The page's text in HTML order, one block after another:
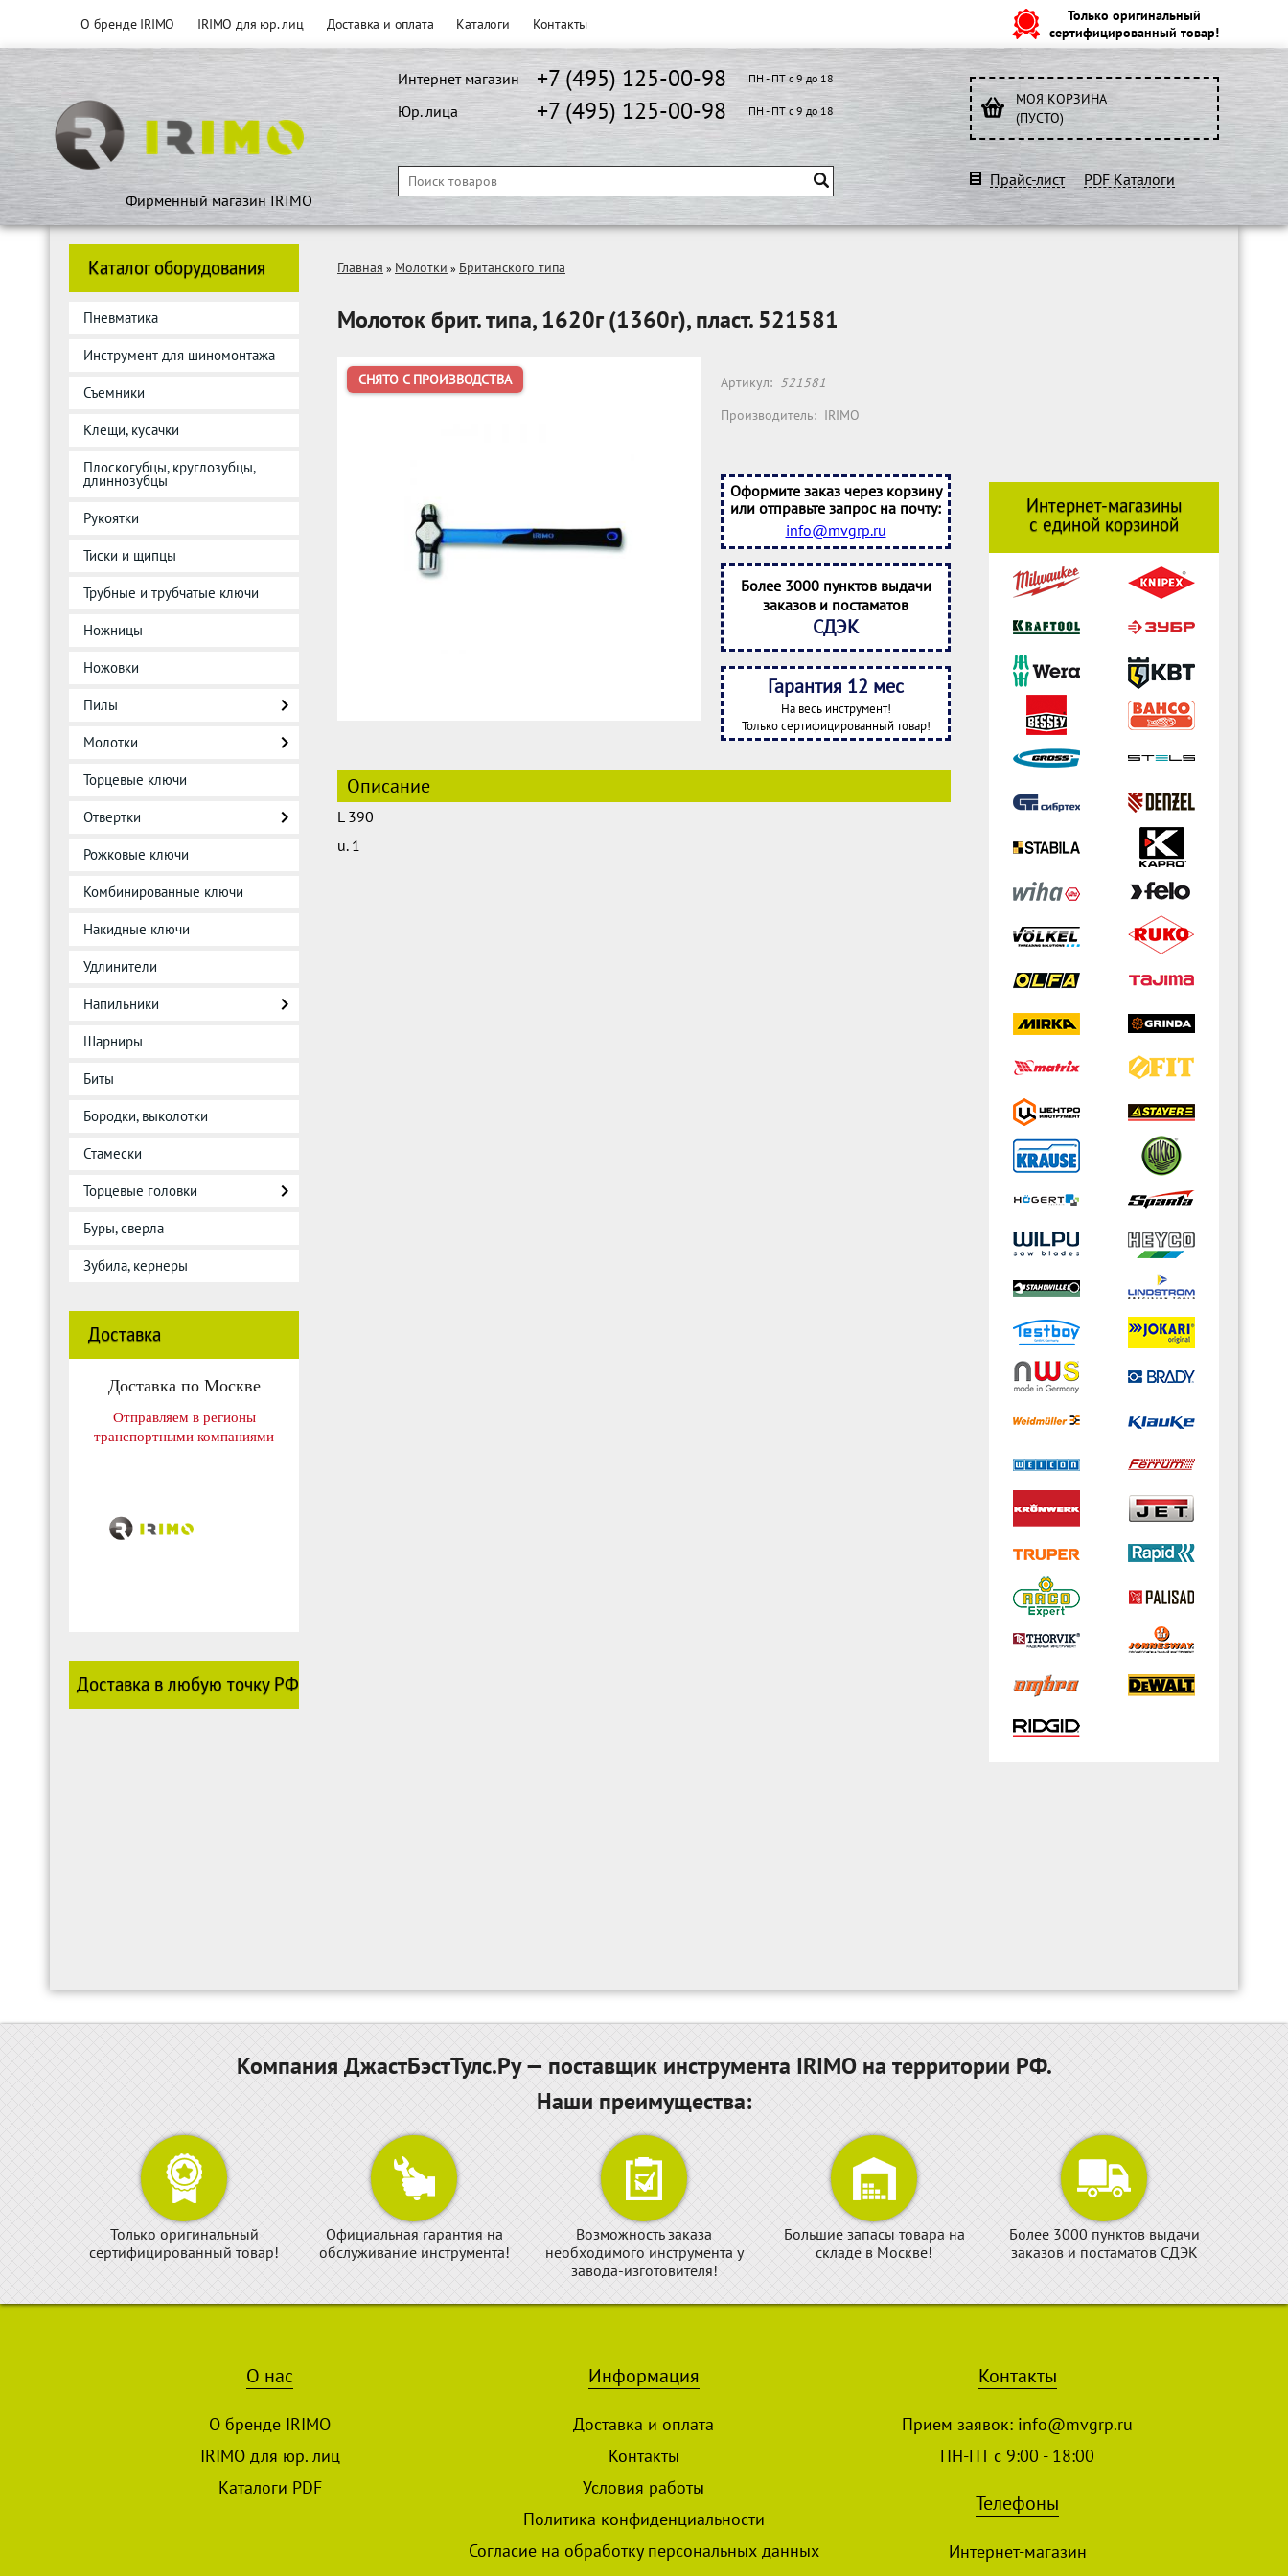
О бренде IRIMO IRIMO для юр. лиц Доставка и оплата Каталоги Контакты
Только оригинальный
сертифицированный товар!
Фирменный магазин IRIMO
Интернет магазин +7 (495) 125-00-98 ПН - ПТ с 9 до 18
Юр. лица +7 (495) 125-00-98 ПН - ПТ с 9 до 18
МОЯ КОРЗИНА
(ПУСТО)
Прайс-лист PDF Каталоги
Каталог оборудования
Пневматика
Инструмент для шиномонтажа
Съемники
Клещи, кусачки
Плоскогубцы, круглозубцы,
длиннозубцы
Рукоятки
Тиски и щипцы
Трубные и трубчатые ключи
Ножницы
Ножовки
Пилы
Молотки
Торцевые ключи
Отвертки
Рожковые ключи
Комбинированные ключи
Накидные ключи
Удлинители
Напильники
Шарниры
Биты
Бородки, выколотки
Стамески
Торцевые головки
Буры, сверла
Зубила, кернеры
Доставка
Доставка по Москве
Отправляем в регионы
транспортными компаниями
Доставка в любую точку РФ
Главная » Молотки » Британского типа
Молоток брит. типа, 1620г (1360г), пласт. 521581
СНЯТО С ПРОИЗВОДСТВА Артикул: 521581
Производитель: IRIMO
Оформите заказ через корзину
или отправьте запрос на почту:
info@mvgrp.ru
Более 3000 пунктов выдачи
заказов и постаматов
СДЭК
Гарантия 12 мес
На весь инструмент!
Только сертифицированный товар!
Описание
L 390
u. 1
Интернет-магазины
с единой корзиной
Компания ДжастБэстТулс.Ру — поставщик инструмента IRIMO на территории РФ.
Наши преимущества:
Только оригинальный
сертифицированный товар!
Официальная гарантия на
обслуживание инструмента!
Возможность заказа
необходимого инструмента у
завода-изготовителя!
Большие запасы товара на
складе в Москве!
Более 3000 пунктов выдачи
заказов и постаматов СДЭК
О нас
О бренде IRIMO
IRIMO для юр. лиц
Каталоги PDF
Информация
Доставка и оплата
Контакты
Условия работы
Политика конфиденциальности
Согласие на обработку персональных данных
Контакты
Прием заявок: info@mvgrp.ru
ПН-ПТ с 9:00 - 18:00
Телефоны
Интернет-магазин